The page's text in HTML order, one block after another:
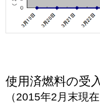
使用済燃料の受
（2015年2月末現在